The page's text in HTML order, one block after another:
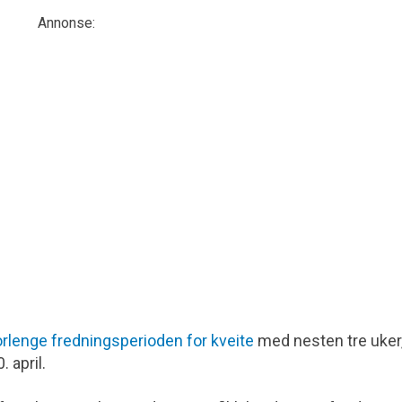
Annonse:
fredningsperioden for kveite med nesten tre
april.